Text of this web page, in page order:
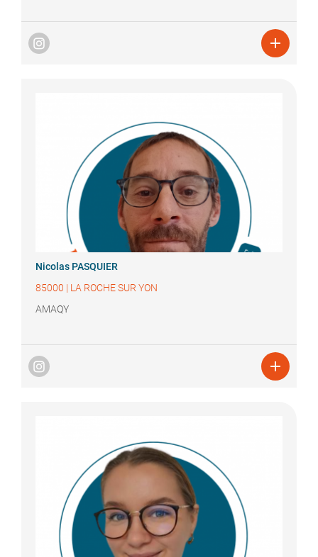

Nicolas PASQUIER
85000 | LA ROCHE SUR YON
AMAQY
